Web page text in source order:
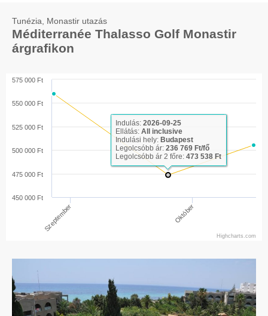
Tunézia, Monastir utazás
Méditerranée Thalasso Golf Monastir
árgrafikon
Szeptember Október
450 000 Ft
475 000 Ft
500 000 Ft
525 000 Ft
550 000 Ft
575 000 Ft
Highcharts.com
Indulás: 2026-09-25
Ellátás: All inclusive
Indulási hely: Budapest
Legolcsóbb ár: 236 769 Ft/fő
Legolcsóbb ár 2 főre: 473 538 Ft